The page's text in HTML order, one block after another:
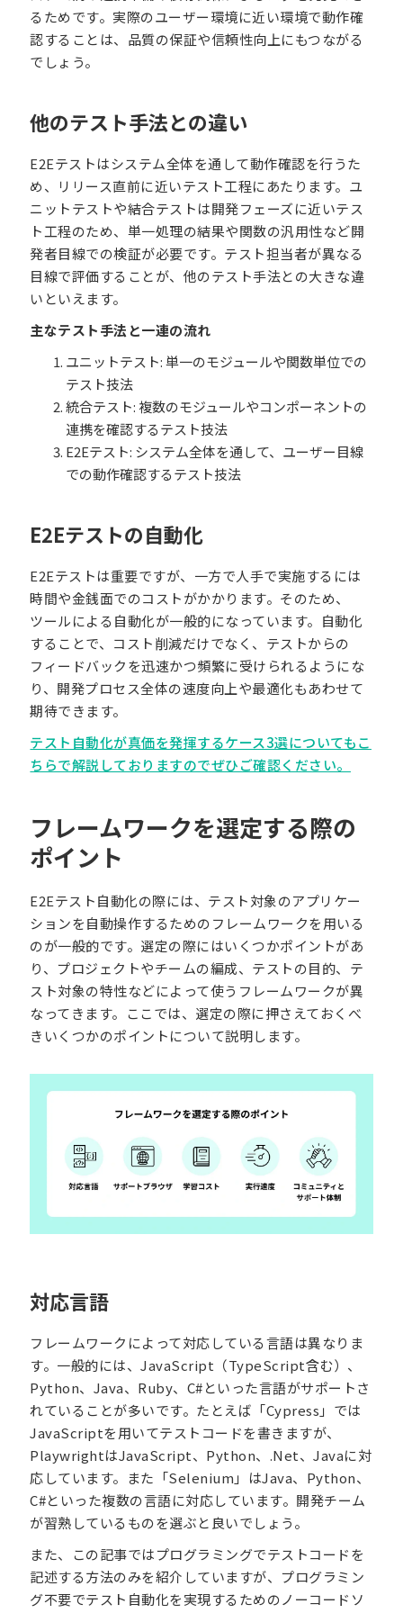
るためです。実際のユーザー環境に近い環境で動作確
認することは、品質の保証や信頼性向上にもつながる
でしょう。
他のテスト手法との違い
E2Eテストはシステム全体を通して動作確認を行うた
め、リリース直前に近いテスト工程にあたります。ユ
ニットテストや結合テストは開発フェーズに近いテス
ト工程のため、単一処理の結果や関数の汎用性など開
発者目線での検証が必要です。テスト担当者が異なる
目線で評価することが、他のテスト手法との大きな違
いといえます。
主なテスト手法と一連の流れ
ユニットテスト: 単一のモジュールや関数単位での
テスト技法
統合テスト: 複数のモジュールやコンポーネントの
連携を確認するテスト技法
E2Eテスト: システム全体を通して、ユーザー目線
での動作確認するテスト技法
E2Eテストの自動化
E2Eテストは重要ですが、一方で人手で実施するには
時間や金銭面でのコストがかかります。そのため、
ツールによる自動化が一般的になっています。自動化
することで、コスト削減だけでなく、テストからの
フィードバックを迅速かつ頻繁に受けられるようにな
り、開発プロセス全体の速度向上や最適化もあわせて
期待できます。
テスト自動化が真価を発揮するケース3選についてもこ
ちらで解説しておりますのでぜひご確認ください。
フレームワークを選定する際の
ポイント
E2Eテスト自動化の際には、テスト対象のアプリケー
ションを自動操作するためのフレームワークを用いる
のが一般的です。選定の際にはいくつかポイントがあ
り、プロジェクトやチームの編成、テストの目的、テ
スト対象の特性などによって使うフレームワークが異
なってきます。ここでは、選定の際に押さえておくべ
きいくつかのポイントについて説明します。
対応言語
フレームワークによって対応している言語は異なりま
す。一般的には、JavaScript（TypeScript含む）、
Python、Java、Ruby、C#といった言語がサポートさ
れていることが多いです。たとえば「Cypress」では
JavaScriptを用いてテストコードを書きますが、
PlaywrightはJavaScript、Python、.Net、Javaに対
応しています。また「Selenium」はJava、Python、
C#といった複数の言語に対応しています。開発チーム
が習熟しているものを選ぶと良いでしょう。
また、この記事ではプログラミングでテストコードを
記述する方法のみを紹介していますが、プログラミン
グ不要でテスト自動化を実現するためのノーコードソ